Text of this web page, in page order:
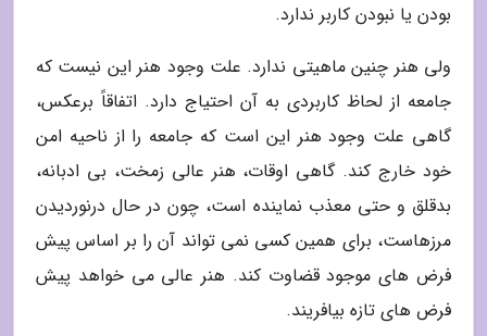
بودن یا نبودن کاربر ندارد.
ولی هنر چنین ماهیتی ندارد. علت وجود هنر این نیست که
جامعه از لحاظ کاربردی به آن احتیاج دارد. اتفاقاً برعکس،
گاهی علت وجود هنر این است که جامعه را از ناحیه امن
خود خارج کند. گاهی اوقات، هنر عالی زمخت، بی ادبانه،
بدقلق و حتی معذب نماینده است، چون در حال درنوردیدن
مرزهاست، برای همین کسی نمی تواند آن را بر اساس پیش
فرض های موجود قضاوت کند. هنر عالی می خواهد پیش
فرض های تازه بیافریند.